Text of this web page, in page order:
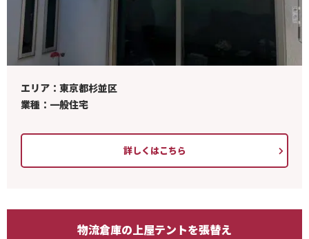
エリア：東京都杉並区
業種：一般住宅
詳しくはこちら
物流倉庫の上屋テントを張替え